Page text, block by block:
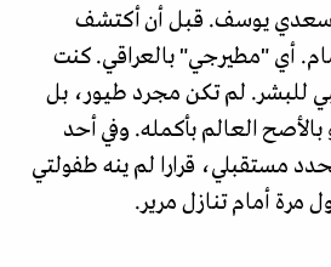
سعدي يوسف. قبل أن أكتشف
أي "مطيرجي" بالعراقي. كنت
للبشر. لم تكن مجرد طيور، بل
العالم بأكمله. وفي أحد
مستقبلي، قرارا لم ينه طفولتي
أمام تنازل مرير.